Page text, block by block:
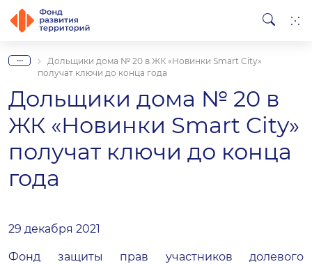
...
Дольщики дома № 20 в ЖК «Новинки Smart City»
получат ключи до конца года
Дольщики дома № 20 в
ЖК «Новинки Smart City»
получат ключи до конца
года
29 декабря 2021
Фонд защиты прав участников долевого